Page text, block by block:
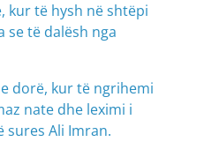
kur të hysh në shtëpi
se të dalësh nga
dorë, kur të ngrihemi
nate dhe leximi i
sures Ali Imran.